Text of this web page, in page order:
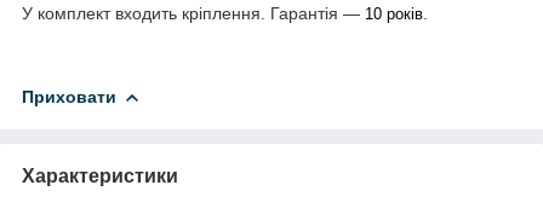
У комплект входить кріплення. Гарантія — 10 років
Приховати
Характеристики